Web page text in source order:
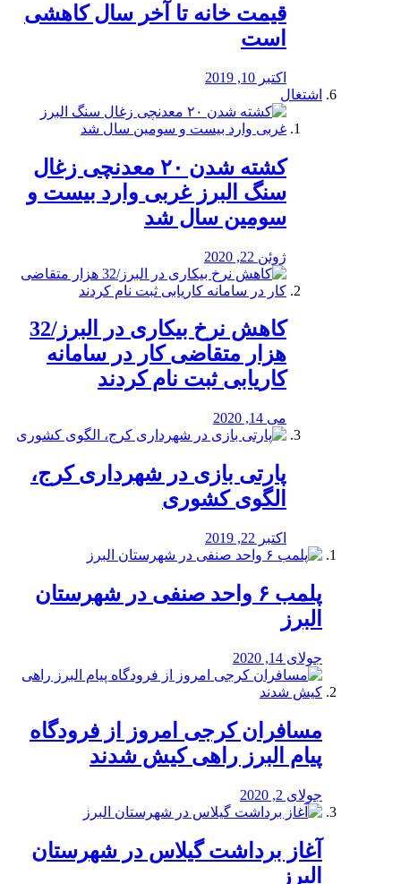
قیمت خانه تا آخر سال کاهشی
است
اکتبر 10, 2019
اشتغال
کشته شدن ۲۰ معدنچی زغال
سنگ البرز غربی وارد بیست و
سومین سال شد
ژوئن 22, 2020
کاهش نرخ بیکاری در البرز/32
هزار متقاضی کار در سامانه
کاریابی ثبت نام کردند
می 14, 2020
پارتی بازی در شهرداری کرج،
الگوی کشوری
اکتبر 22, 2019
پلمب ۶ واحد صنفی در شهرستان
البرز
جولای 14, 2020
مسافران کرجی امروز از فرودگاه
پیام البرز راهی کیش شدند
جولای 2, 2020
آغاز برداشت گیلاس در شهرستان
البرز